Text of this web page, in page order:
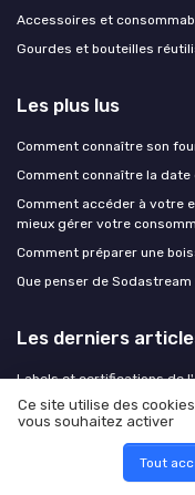
Accessoires et
Gourdes et bouteilles
Les plus lus
Comment connaître son
Comment connaître la date
Comment accéder à votre
mieux gérer votre
Comment préparer une
Que penser de
Les derniers
Labels et certifications de
qu'ils laissent de côté
Un spa à Embrun :
Spa à Embrun :
Ce site utilise des
vous souhaitez activer
Tout